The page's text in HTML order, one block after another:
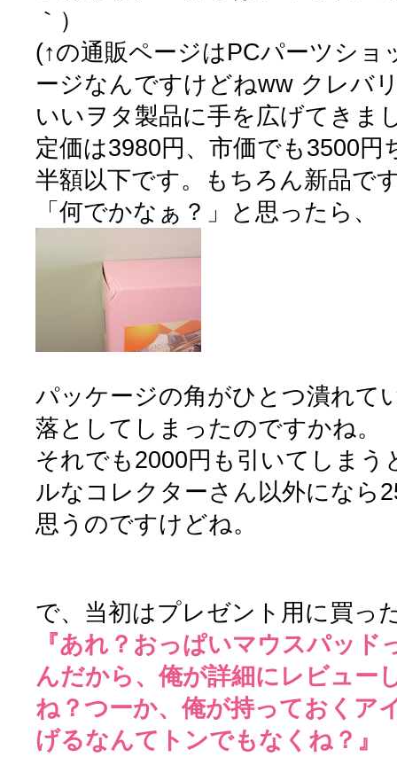
｀）
(↑の通販ページはPCパーツショ
ージなんですけどねww クレバ
いいヲタ製品に手を広げてきま
定価は3980円、市価でも3500
半額以下です。もちろん新品で
「何でかなぁ？」と思ったら、
パッケージの角がひとつ潰れて
落としてしまったのですかね。
それでも2000円も引いてしま
ルなコレクターさん以外になら
思うのですけどね。
で、当初はプレゼント用に買っ
『あれ？おっぱいマウスパッド
んだから、俺が詳細にレビュー
ね？つーか、俺が持っておくア
げるなんてトンでもなくね？』